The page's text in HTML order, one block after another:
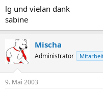
lg und vielan dank
sabine
Mischa
Administrator
9. Mai 2003